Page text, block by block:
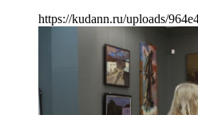
https://kudann.ru/uploads/